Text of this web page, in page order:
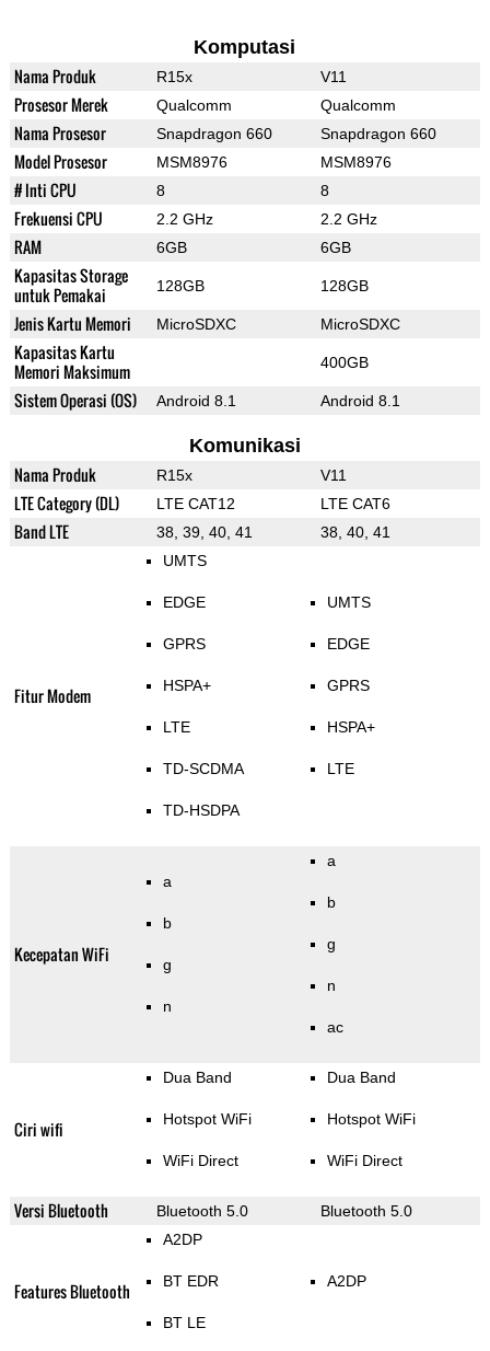
Komputasi
Nama Produk R15x V11
Prosesor Merek Qualcomm Qualcomm
Nama Prosesor Snapdragon 660 Snapdragon 660
Model Prosesor MSM8976 MSM8976
# Inti CPU 8 8
Frekuensi CPU 2.2 GHz 2.2 GHz
RAM 6GB 6GB
Kapasitas Storage
untuk Pemakai
128GB 128GB
Jenis Kartu Memori MicroSDXC MicroSDXC
Kapasitas Kartu
Memori Maksimum
400GB
Sistem Operasi (OS) Android 8.1 Android 8.1
Komunikasi
Nama Produk R15x V11
LTE Category (DL) LTE CAT12 LTE CAT6
Band LTE 38, 39, 40, 41 38, 40, 41
Fitur Modem
UMTS
EDGE
GPRS
HSPA+
LTE
TD-SCDMA
TD-HSDPA
UMTS
EDGE
GPRS
HSPA+
LTE
Kecepatan WiFi
a
b
g
n
a
b
g
n
ac
Ciri wifi
Dua Band
Hotspot WiFi
WiFi Direct
Dua Band
Hotspot WiFi
WiFi Direct
Versi Bluetooth Bluetooth 5.0 Bluetooth 5.0
Features Bluetooth
A2DP
BT EDR
BT LE
A2DP